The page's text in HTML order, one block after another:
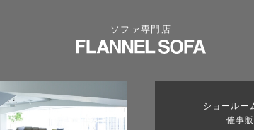
ソファ専門店
ショールー
催事